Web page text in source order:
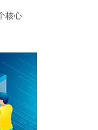
核心